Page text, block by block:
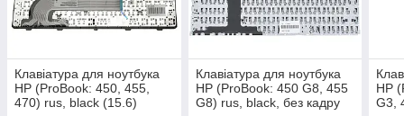
Клавіатура для ноутбука
HP (ProBook: 450, 455,
470) rus, black (15.6)
Клавіатура для ноутбука
HP (ProBook: 450 G8, 455
G8) rus, black, без кадру
HP
G3,